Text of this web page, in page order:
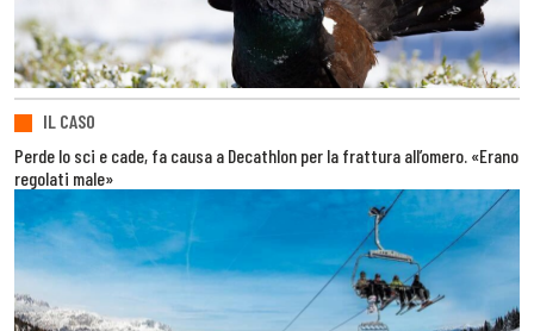
IL CASO
Perde lo sci e cade, fa causa a Decathlon per la frattura all’omero. «Erano
regolati male»